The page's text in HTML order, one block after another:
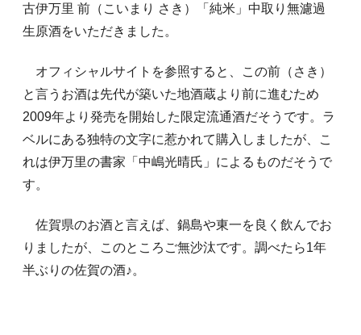
古伊万里 前（こいまり さき）「純米」中取り無濾過
生原酒をいただきました。
オフィシャルサイトを参照すると、この前（さき）
と言うお酒は先代が築いた地酒蔵より前に進むため
2009年より発売を開始した限定流通酒だそうです。ラ
ベルにある独特の文字に惹かれて購入しましたが、こ
れは伊万里の書家「中嶋光晴氏」によるものだそうで
す。
佐賀県のお酒と言えば、鍋島や東一を良く飲んでお
りましたが、このところご無沙汰です。調べたら1年
半ぶりの佐賀の酒♪。